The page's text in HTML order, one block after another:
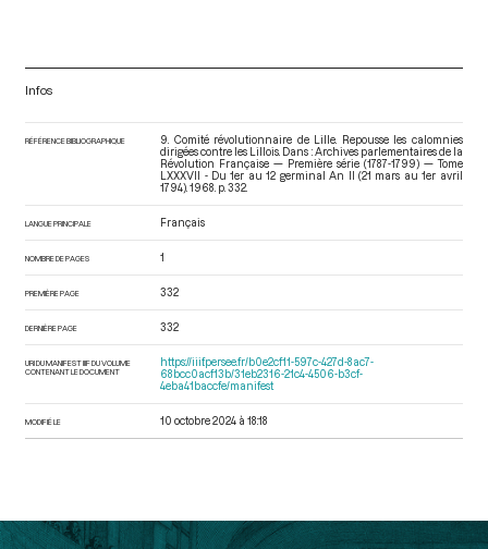
Infos
RÉFÉRENCE BIBLIOGRAPHIQUE
9. Comité révolutionnaire de Lille. Repousse les calomnies
dirigées contre les Lillois. Dans : Archives parlementaires de la
Révolution Française — Première série (1787-1799) — Tome
LXXXVII - Du 1er au 12 germinal An II (21 mars au 1er avril
1794) . 1968. p. 332.
LANGUE PRINCIPALE Français
NOMBRE DE PAGES 1
PREMIÈRE PAGE 332
DERNIÈRE PAGE 332
URI DU MANIFEST IIIF DU VOLUME
CONTENANT LE DOCUMENT
https://iiif.persee.fr/b0e2cf11-597c-427d-8ac7-
68bcc0acf13b/31eb2316-21c4-4506-b3cf-
4eba41baccfe/manifest
MODIFIÉ LE 10 octobre 2024 à 18:18